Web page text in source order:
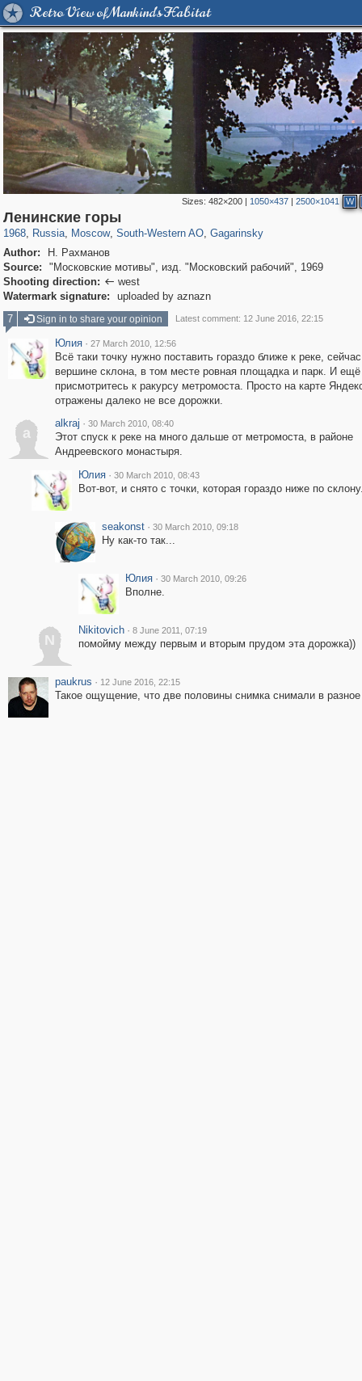
Retro View of Mankind's Habitat
Sizes:482×200 | 1050×437 |2500×1041 W
Ленинские горы
1968, Russia
1,406,856 29,243
, Moscow
319,861 8,286
, South-Western AO
12,415
, Gagarinsky
Author:
Н. Рахманов
Source:
"Московские мотивы", изд. "Московский рабочий", 1969
Shooting direction:  west
Watermark signature:
uploaded by aznazn
7
Sign in to share your opinion Latest comment: 12 June 2016, 22:15
Юлия · 27 March 2010, 12:56
Всё таки точку нужно поставить гораздо ближе к реке,
вершине склона, в том месте ровная площадка и парк. И ещё
присмотритесь к ракурсу метромоста. Просто на карте
отражены далеко не все дорожки.
a
alkraj · 30 March 2010, 08:40
Этот спуск к реке на много дальше от метромоста, в районе
Андреевского монастыря.
Юлия · 30 March 2010, 08:43
Вот-вот, и снято с точки, которая гораздо ниже по
seakonst · 30 March 2010, 09:18
Ну как-то так...
Юлия · 30 March 2010, 09:26
Вполне.
N
Nikitovich · 8 June 2011, 07:19
помойму между первым и вторым прудом эта дорожка))
paukrus · 12 June 2016, 22:15
Такое ощущение, что две половины снимка снимали в